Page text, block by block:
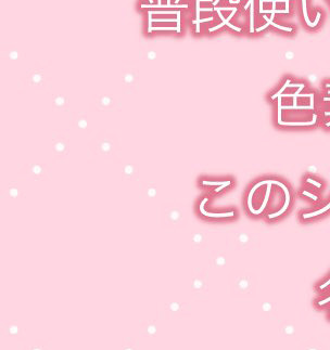
ン、乱視カラコン、格安乱視用カラコン、激安
視カラコン、遠視用カラコン、遠視カラコン
ト、格安乱視用カラコン専門店の
BAUSCH&LOMB (ボシュロ
【1ヶ月/乱視用】 トリカ サンセット ブラウン
ン、乱視カラコン、格安乱視用カラコン、激安
視カラコン、遠視用カラコン、遠視カラコン
ト、格安乱視用カラコン専門店のCLALEN (ク
【1ヶ月/乱視用】 トリカ サンセット ブラウン
ン、乱視カラコン、格安乱視用カラコン、激安
視カラコン、遠視用カラコン、遠視カラコン
ト、格安乱視用カラコン専門店のポプラーシリ
【1ヶ月/乱視用】 トリカ サンセット ブラウン
ン、乱視カラコン、格安乱視用カラコン、激安
視カラコン、遠視用カラコン、遠視カラコン
ト、格安乱視用カラコン専門店のナチュレシ